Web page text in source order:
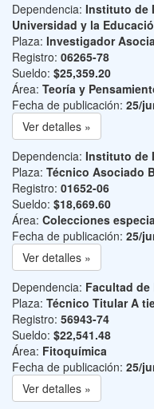
Dependencia: Instituto de
Universidad y la
Plaza: Investigador
Registro: 06265-78
Sueldo: $25,359.20
Área: Teoría y
Fecha de publicación: 25/
Ver detalles »
Dependencia: Instituto de
Plaza: Técnico Asociado
Registro: 01652-06
Sueldo: $18,669.60
Área: Colecciones
Fecha de publicación: 25/
Ver detalles »
Dependencia: Facultad
Plaza: Técnico Titular A
Registro: 56943-74
Sueldo: $22,541.48
Área: Fitoquímica
Fecha de publicación: 25/
Ver detalles »